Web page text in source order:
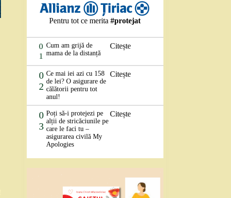
Pentru tot ce merita#protejat
0
1
Cum am grijă de
mama de la distanță
Citește
0
2
Ce mai iei azi cu 158
de lei? O asigurare de
călătorii pentru tot
anul!
Citește
0
3
Poți să-i protejezi pe
alții de stricăciunile pe
care le faci tu –
asigurarea civilă My
Apologies
Citește